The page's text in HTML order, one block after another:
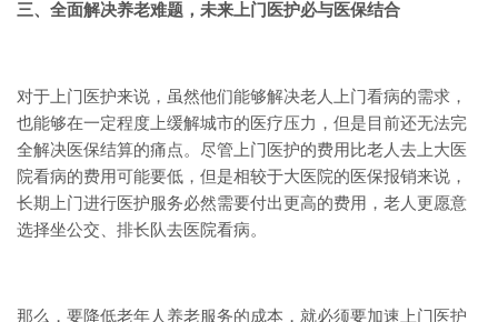
三、全面解决养老难题，未来上门医护必与医保结合
对于上门医护来说，虽然他们能够解决老人上门看病的需求，
也能够在一定程度上缓解城市的医疗压力，但是目前还无法完
全解决医保结算的痛点。尽管上门医护的费用比老人去上大医
院看病的费用可能要低，但是相较于大医院的医保报销来说，
长期上门进行医护服务必然需要付出更高的费用，老人更愿意
选择坐公交、排长队去医院看病。
那么，要降低老年人养老服务的成本，就必须要加速上门医护